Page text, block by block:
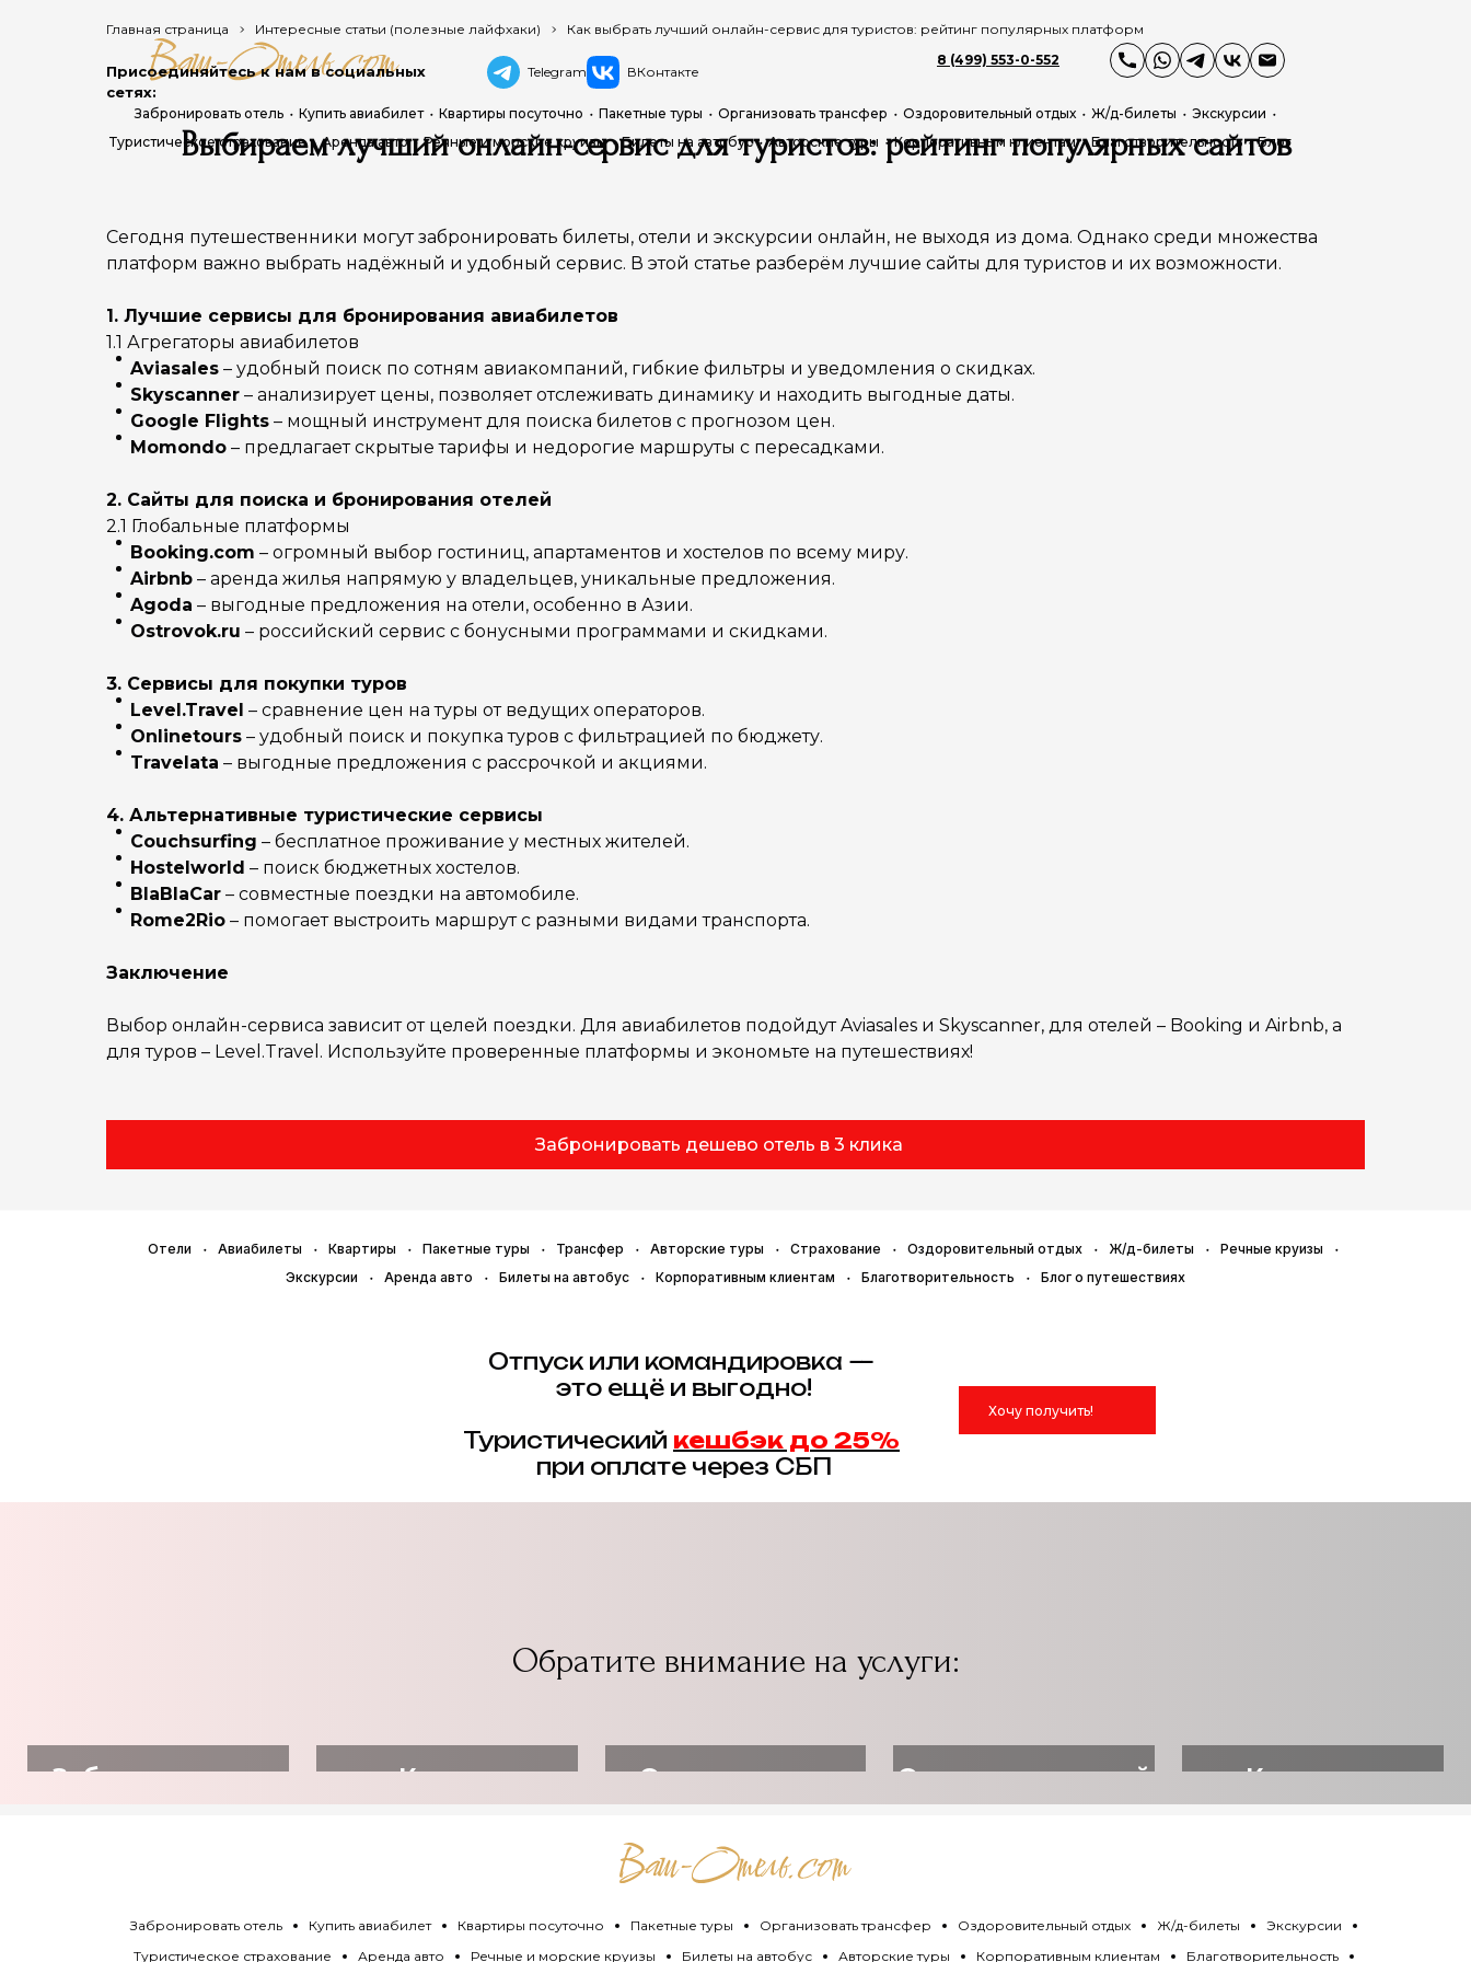
8 (499) 553-0-552
Забронировать отель Купить авиабилет Квартиры посуточно Пакетные туры Организовать трансфер Оздоровительный отдых Ж/д-билеты
Экскурсии
Туристическое страхование
Аренда авто Речные и морские круизы Билеты на автобус Авторские туры Корпоративным клиентам Благотворительность Блог
Выбираем лучший онлайн-сервис для туристов: рейтинг популярных сайтов
Сегодня путешественники могут забронировать билеты, отели и экскурсии онлайн, не выходя из дома. Однако среди множества
платформ важно выбрать надёжный и удобный сервис. В этой статье разберём лучшие сайты для туристов и их возможности.
1. Лучшие сервисы для бронирования авиабилетов
1.1 Агрегаторы авиабилетов
Aviasales – удобный поиск по сотням авиакомпаний, гибкие фильтры и уведомления о скидках.
Skyscanner – анализирует цены, позволяет отслеживать динамику и находить выгодные даты.
Google Flights – мощный инструмент для поиска билетов с прогнозом цен.
Momondo – предлагает скрытые тарифы и недорогие маршруты с пересадками.
2. Сайты для поиска и бронирования отелей
2.1 Глобальные платформы
Booking.com – огромный выбор гостиниц, апартаментов и хостелов по всему миру.
Airbnb – аренда жилья напрямую у владельцев, уникальные предложения.
Agoda – выгодные предложения на отели, особенно в Азии.
Ostrovok.ru – российский сервис с бонусными программами и скидками.
3. Сервисы для покупки туров
Level.Travel – сравнение цен на туры от ведущих операторов.
Onlinetours – удобный поиск и покупка туров с фильтрацией по бюджету.
Travelata – выгодные предложения с рассрочкой и акциями.
4. Альтернативные туристические сервисы
Couchsurfing – бесплатное проживание у местных жителей.
Hostelworld – поиск бюджетных хостелов.
BlaBlaCar – совместные поездки на автомобиле.
Rome2Rio – помогает выстроить маршрут с разными видами транспорта.
Заключение
Выбор онлайн-сервиса зависит от целей поездки. Для авиабилетов подойдут Aviasales и Skyscanner, для отелей – Booking и Airbnb, а
для туров – Level.Travel. Используйте проверенные платформы и экономьте на путешествиях!
Присоединяйтесь к нам в социальных
сетях:
Telegram ВКонтакте
Главная страница Интересные статьи (полезные лайфхаки) Как выбрать лучший онлайн-сервис для туристов: рейтинг популярных платформ
Забронировать дешево отель в 3 клика
Отели Авиабилеты Квартиры Пакетные туры Трансфер Авторские туры Страхование Оздоровительный отдых Ж/д-билеты
Речные круизы
Экскурсии
Аренда авто Билеты на автобус Корпоративным клиентам Благотворительность Блог о путешествиях
Хочу получить!
Отпуск или командировка —
это ещё и выгодно!
Туристический кешбэк до 25%
при оплате через СБП
Обратите внимание на услуги:
Забронировать
Купить
авиабилет
Организовать
трансфер
Оздоровительный
отдых
Квартиры
посуточно
Забронировать отель Купить авиабилет Квартиры посуточно Пакетные туры Организовать трансфер Оздоровительный отдых Ж/д-билеты
Экскурсии
Туристическое страхование
Аренда авто Речные и морские круизы Билеты на автобус Авторские туры Корпоративным клиентам Благотворительность